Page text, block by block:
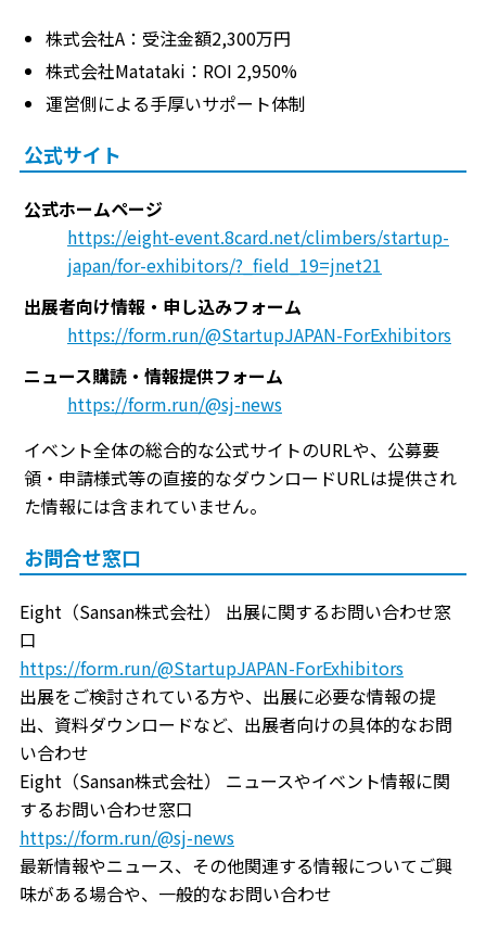
株式会社A：受注金額2,300万円
株式会社Matataki：ROI 2,950%
運営側による手厚いサポート体制
公式サイト
公式ホームページ
https://eight-event.8card.net/climbers/startup-
japan/for-exhibitors/?_field_19=jnet21
出展者向け情報・申し込みフォーム
https://form.run/@StartupJAPAN-ForExhibitors
ニュース購読・情報提供フォーム
https://form.run/@sj-news
イベント全体の総合的な公式サイトのURLや、公募要
領・申請様式等の直接的なダウンロードURLは提供され
た情報には含まれていません。
お問合せ窓口
Eight（Sansan株式会社） 出展に関するお問い合わせ窓
口
https://form.run/@StartupJAPAN-ForExhibitors
出展をご検討されている方や、出展に必要な情報の提
出、資料ダウンロードなど、出展者向けの具体的なお問
い合わせ
Eight（Sansan株式会社） ニュースやイベント情報に関
するお問い合わせ窓口
https://form.run/@sj-news
最新情報やニュース、その他関連する情報についてご興
味がある場合や、一般的なお問い合わせ